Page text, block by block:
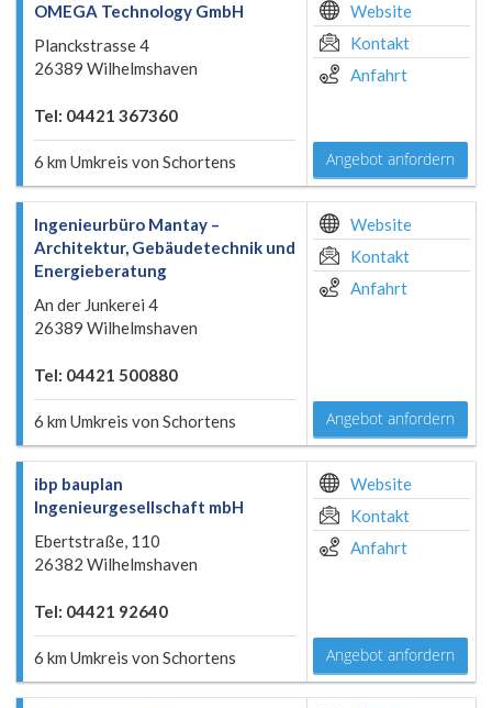
OMEGA Technology GmbH
Planckstrasse 4
26389 Wilhelmshaven
Tel: 04421 367360
6 km Umkreis von Schortens
Website
Kontakt
Anfahrt
Angebot anfordern
Ingenieurbüro Mantay –
Architektur, Gebäudetechnik und
Energieberatung
An der Junkerei 4
26389 Wilhelmshaven
Tel: 04421 500880
6 km Umkreis von Schortens
Website
Kontakt
Anfahrt
Angebot anfordern
ibp bauplan
Ingenieurgesellschaft mbH
Ebertstraße, 110
26382 Wilhelmshaven
Tel: 04421 92640
6 km Umkreis von Schortens
Website
Kontakt
Anfahrt
Angebot anfordern